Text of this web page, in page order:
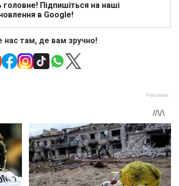
головне! Підпишіться на наші
в Google!
нас там, де вам зручно!